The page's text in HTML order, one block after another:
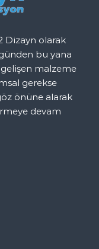
Dizayn olarak
bu yana
gelişen malzeme
gerekse
önüne alarak
devam